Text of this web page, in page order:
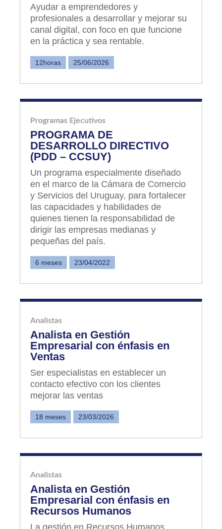
Ayudar a emprendedores y
profesionales a desarrollar y mejorar su
canal digital, con foco en que funcione
en la práctica y sea rentable.
12horas 25/06/2026
Programas Ejecutivos
PROGRAMA DE
DESARROLLO DIRECTIVO
(PDD – CCSUY)
Un programa especialmente diseñado
en el marco de la Cámara de Comercio
y Servicios del Uruguay, para fortalecer
las capacidades y habilidades de
quienes tienen la responsabilidad de
dirigir las empresas medianas y
pequeñas del país.
6 meses 23/04/2022
Analistas
Analista en Gestión
Empresarial con énfasis en
Ventas
Ser especialistas en establecer un
contacto efectivo con los clientes
mejorar las ventas
18 meses 23/03/2026
Analistas
Analista en Gestión
Empresarial con énfasis en
Recursos Humanos
La gestión en Recursos Humanos